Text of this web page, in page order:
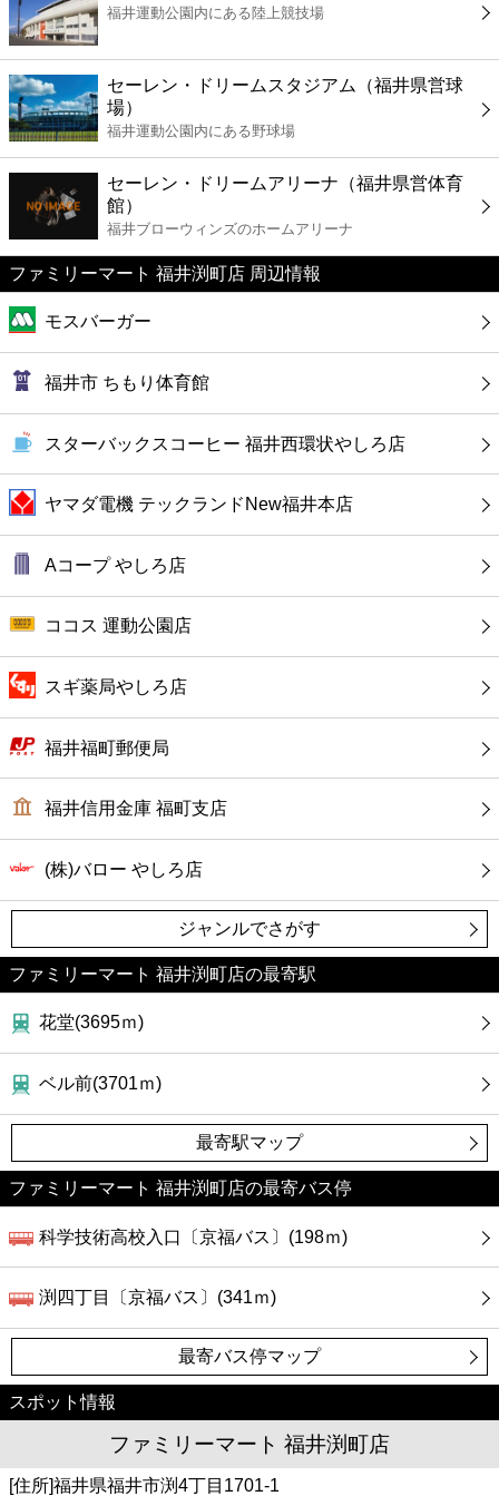
書店
ファミレス
ファーストフード
カフェ
ショッピング
銀行
公共
病院
ホテル
福井運動公園内にある陸上競技場
セーレン・ドリームスタジアム（福井県営球
場）
福井運動公園内にある野球場
セーレン・ドリームアリーナ（福井県営体育
館）
福井ブローウィンズのホームアリーナ
ファミリーマート 福井渕町店 周辺情報
モスバーガー
福井市 ちもり体育館
スターバックスコーヒー 福井西環状やしろ店
ヤマダ電機 テックランドNew福井本店
Aコープ やしろ店
ココス 運動公園店
スギ薬局やしろ店
福井福町郵便局
福井信用金庫 福町支店
(株)バロー やしろ店
ジャンルでさがす
ファミリーマート 福井渕町店の最寄駅
花堂(3695ｍ)
ベル前(3701ｍ)
最寄駅マップ
ファミリーマート 福井渕町店の最寄バス停
科学技術高校入口〔京福バス〕(198ｍ)
渕四丁目〔京福バス〕(341ｍ)
最寄バス停マップ
スポット情報
ファミリーマート 福井渕町店
[住所]福井県福井市渕4丁目1701-1